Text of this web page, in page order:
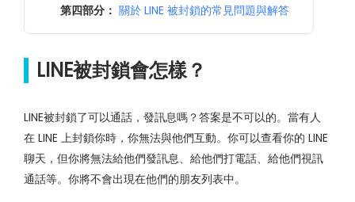
第四部分： 關於 LINE 被封鎖的常見問題與解答
LINE被封鎖會怎樣？
LINE被封鎖了可以通話，發訊息嗎？答案是不可以的。當有人
在 LINE 上封鎖你時，你無法與他們互動。你可以查看你的 LINE
聊天，但你將無法給他們發訊息、給他們打電話、給他們視訊
通話等。你將不會出現在他們的朋友列表中。